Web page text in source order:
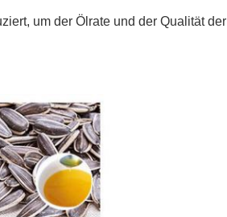
um der Ölrate und der Qualität der